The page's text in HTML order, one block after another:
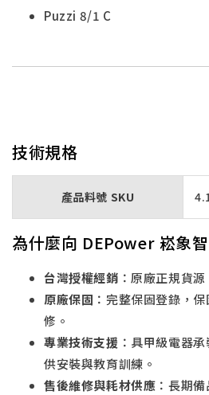
Puzzi 8/1 C
技術規格
產品料號 SKU
為什麼向 DEPower 崧象
台灣授權經銷 ：原廠正規貨
原廠保固 ：完整保固登錄，
修。
專業技術支援 ：具甲級電器
供安裝與教育訓練。
售後維修與耗材供應 ：長期